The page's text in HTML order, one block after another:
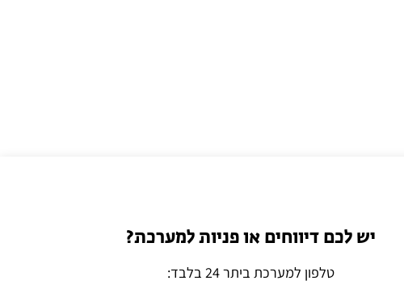
יש לכם דיווחים או פניות למערכת?
טלפון למערכת ביתר 24 בלבד: